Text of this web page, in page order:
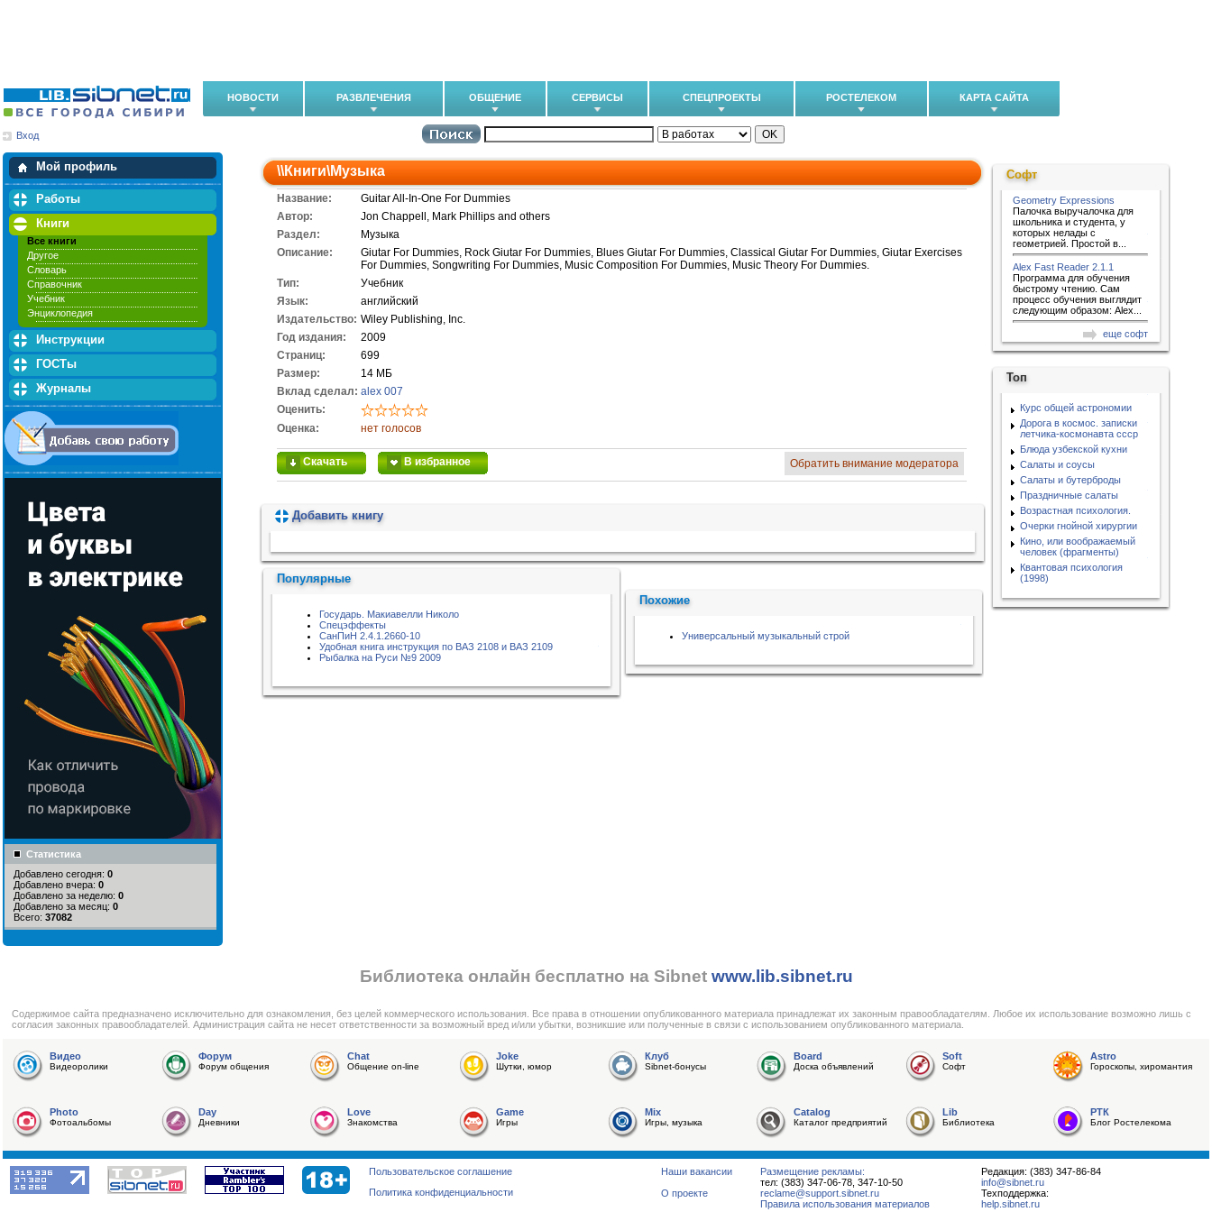
НОВОСТИ РАЗВЛЕЧЕНИЯ ОБЩЕНИЕ СЕРВИСЫ СПЕЦПРОЕКТЫ РОСТЕЛЕКОМ КАРТА САЙТА
Вход
Мой профиль
Мои закладки
Работы
Книги
Все книги
Другое
Словарь
Справочник
Учебник
Энциклопедия
Инструкции
ГОСТы
Журналы
Статистика
Добавлено сегодня: 0
Добавлено вчера: 0
Добавлено за неделю: 0
Добавлено за месяц: 0
Всего: 37082
\\Книги\Музыка
Название:
Guitar All-In-One For Dummies
Автор:
Jon Chappell, Mark Phillips and others
Раздел:
Музыка
Описание:
Giutar For Dummies, Rock Giutar For Dummies, Blues Giutar For Dummies, Classical Giutar For Dummies, Giutar Exercises
For Dummies, Songwriting For Dummies, Music Composition For Dummies, Music Theory For Dummies.
Тип:
Учебник
Язык:
английский
Издательство: Wiley Publishing, Inc.
Год издания:
2009
Cтраниц:
699
Размер:
14 МБ
Вклад сделал: alex 007
Оценить:
Оценка:
нет голосов
Скачать В избранное Обратить внимание модератора
Добавить книгу
Популярные
Государь. Макиавелли Николо
Спецэффекты
СанПиН 2.4.1.2660-10
Удобная книга инструкция по ВАЗ 2108 и ВАЗ 2109
Рыбалка на Руси №9 2009
Похожие
Универсальный музыкальный строй
Софт
Geometry Expressions
Палочка выручалочка для
школьника и студента, у
которых нелады с
геометрией. Простой в...
Alex Fast Reader 2.1.1
Программа для обучения
быстрому чтению. Сам
процесс обучения выглядит
следующим образом: Alex...
еще софт
Топ
Курс общей астрономии
Дорога в космос. записки
летчика-космонавта ссср
Блюда узбекской кухни
Салаты и соусы
Салаты и бутерброды
Праздничные салаты
Возрастная психология.
Очерки гнойной хирургии
Кино, или воображаемый
человек (фрагменты)
Квантовая психология
(1998)
Библиотека онлайн бесплатно на Sibnet www.lib.sibnet.ru
Cодержимое сайта предназначено исключительно для ознакомления, без целей коммерческого использования. Все права в отношении опубликованного материала принадлежат их законным правообладателям. Любое их использование возможно лишь с
согласия законных правообладателей. Администрация сайта не несет ответственности за возможный вред и/или убытки, возникшие или полученные в связи с использованием опубликованного материала.
Видео
Видеоролики
Форум
Форум общения
Chat
Общение on-line
Joke
Шутки, юмор
Клуб
Sibnet-бонусы
Board
Доска объявлений
Soft
Софт
Astro
Гороскопы, хиромантия
Photo
Фотоальбомы
Day
Дневники
Love
Знакомства
Game
Игры
Mix
Игры, музыка
Catalog
Каталог предприятий
Lib
Библиотека
РТК
Блог Ростелекома
Редакция: (383) 347-86-84
info@sibnet.ru
Техподдержка:
help.sibnet.ru
Размещение рекламы:
тел: (383) 347-06-78, 347-10-50
reclame@support.sibnet.ru
Правила использования материалов
Наши вакансии
О проекте
Пользовательское соглашение
Политика конфиденциальности